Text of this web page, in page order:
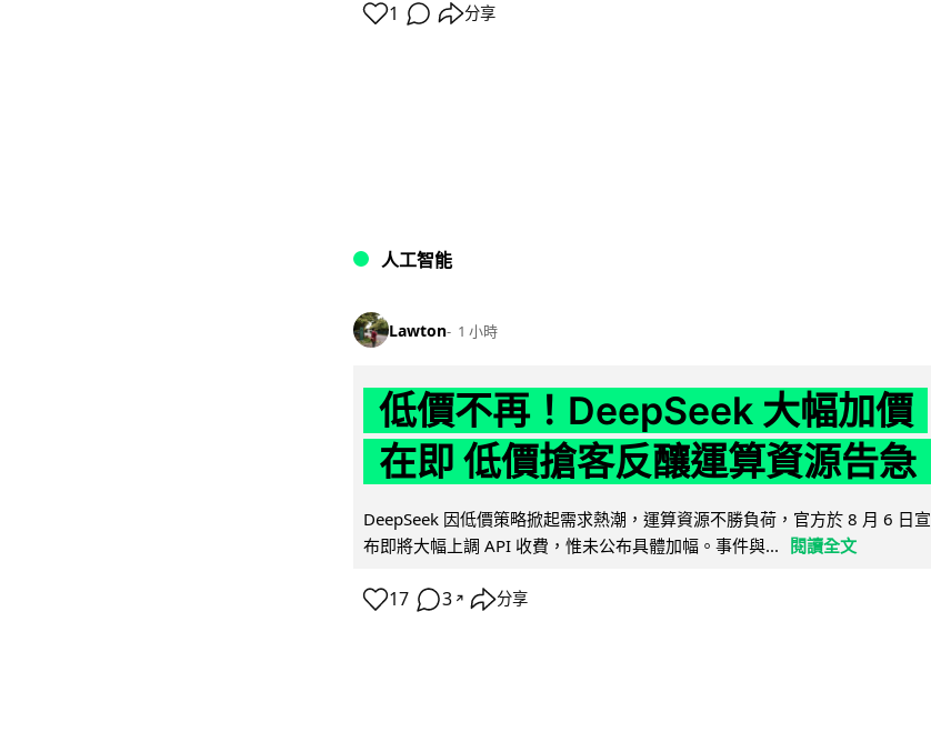
1 分享
人工智能
Lawton 1 小時
低價不再！DeepSeek 大幅加價
在即 低價搶客反釀運算資源告急
DeepSeek 因低價策略掀起需求熱潮，運算資源不勝負荷，官方於 8 月 6 日宣
布即將大幅上調 API 收費，惟未公布具體加幅。事件與...
閱讀全文
17 3 ↗ 分享